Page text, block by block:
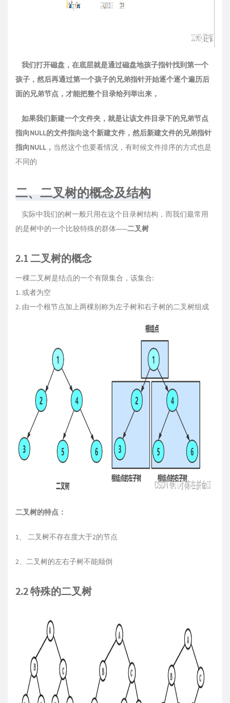
我们打开磁盘，在底层就是通过磁盘地孩子指针找到第一个
孩子，然后再通过第一个孩子的兄弟指针开始逐个逐个遍历后
面的兄弟节点，才能把整个目录给列举出来，
如果我们新建一个文件夹，就是让该文件目录下的兄弟节点
指向NULL的文件指向这个新建文件，然后新建文件的兄弟指针
指向NULL， 当然这个也要看情况，有时候文件排序的方式也是
不同的
二、二叉树的概念及结构
实际中我们的树一般只用在这个目录树结构，而我们最常用
的是树中的一个比较特殊的群体——二叉树
2.1 二叉树的概念
一棵二叉树是结点的一个有限集合，该集合:
1. 或者为空
2. 由一个根节点加上两棵别称为左子树和右子树的二叉树组成
二叉树的特点：
1、 二叉树不存在度大于2的节点
2、二叉树的左右子树不能颠倒
2.2 特殊的二叉树